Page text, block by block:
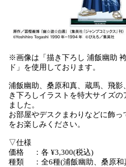
※画像は「描き下ろし 浦飯幽助
ド」を使用しております。
浦飯幽助、桑原和真、蔵馬、飛
き下ろしイラストを特大サイズ
ました。
お部屋やデスクまわりなどに飾っ
をお楽しみください。
▽仕様
価格 ：各 ¥3,300(税込)
種類 ：全6種(浦飯幽助、桑原和